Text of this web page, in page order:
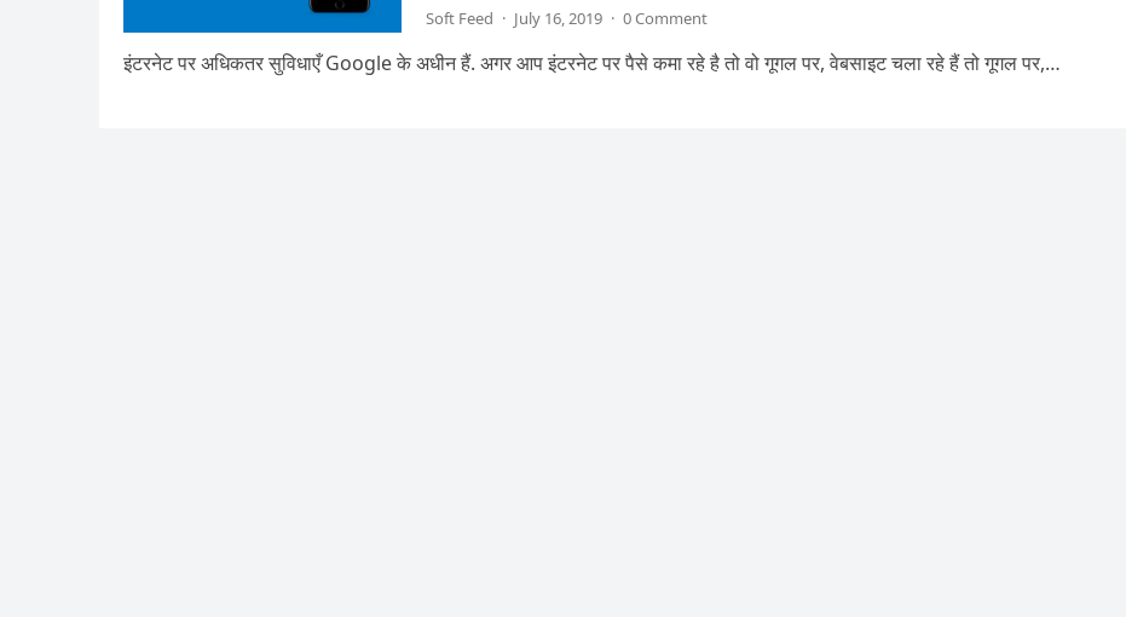
Soft Feed · July 16, 2019 · 0 Comment
इंटरनेट पर अधिकतर सुविधाएँ Google के अधीन हैं. अगर आप इंटरनेट पर पैसे कमा रहे है तो वो गूगल पर, वेबसाइट चला रहे हैं तो गूगल पर,…